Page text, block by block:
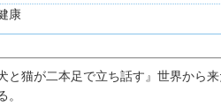
康
と猫が二本足で立ち話す』世界から来
。